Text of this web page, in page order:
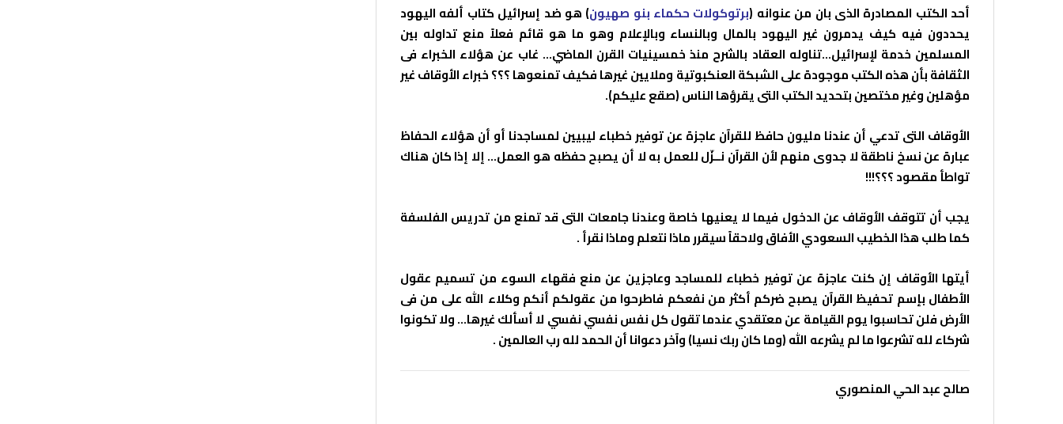
أحد الكتب المصادرة الذى بان من عنوانه (برتوكولات حكماء بنو صهيون) هو ضد إسرائيل كتاب ألفه اليهود
يحددون فيه كيف يدمرون غير اليهود بالمال وبالنساء وبالإعلام وهو ما هو قائم فعلاً منع تداوله بين
المسلمين خدمة لإسرائيل…تناوله العقاد بالشرح منذ خمسينيات القرن الماضي… غاب عن هؤلاء الخبراء فى
الثقافة بأن هذه الكتب موجودة على الشبكة العنكبوتية وملايين غيرها فكيف تمنعوها ؟؟؟ خبراء الأوقاف غير
مؤهلين وغير مختصين بتحديد الكتب التى يقرؤها الناس (صقع عليكم).
الأوقاف التى تدعي أن عندنا مليون حافظ للقرآن عاجزة عن توفير خطباء ليبيين لمساجدنا أو أن هؤلاء الحفاظ
عبارة عن نسخ ناطقة لا جدوى منهم لأن القرآن نــزّل للعمل به لا أن يصبح حفظه هو العمل… إلا إذا كان هناك
تواطأ مقصود ؟؟؟!!!
يجب أن تتوقف الأوقاف عن الدخول فيما لا يعنيها خاصة وعندنا جامعات التى قد تمنع من تدريس الفلسفة
كما طلب هذا الخطيب السعودي الأفاق ولاحقاً سيقرر ماذا نتعلم وماذا نقرأ .
أيتها الأوقاف إن كنت عاجزة عن توفير خطباء للمساجد وعاجزين عن منع فقهاء السوء من تسميم عقول
الأطفال بإسم تحفيظ القرآن يصبح ضركم أكثر من نفعكم فاطرحوا من عقولكم أنكم وكلاء الله على من فى
الأرض فلن تحاسبوا يوم القيامة عن معتقدي عندما تقول كل نفس نفسي نفسي لا أسألك غيرها… ولا تكونوا
شركاء لله تشرعوا ما لم يشرعه الله (وما كان ربك نسيا) وآخر دعوانا أن الحمد لله رب العالمين .
صالح عبد الحي المنصوري